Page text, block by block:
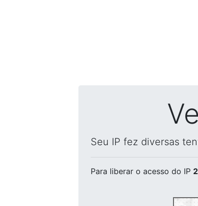
Seu IP fez diversas
Para liberar o acesso do IP